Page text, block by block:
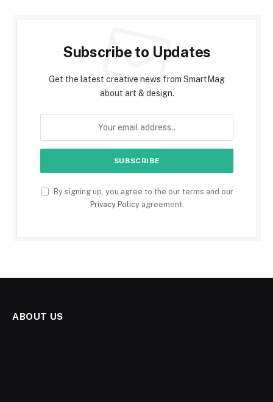
Subscribe to Updates
Get the latest creative news from SmartMag
about art & design.
By signing up, you agree to the our terms and our
Privacy Policyagreement.
ABOUT US